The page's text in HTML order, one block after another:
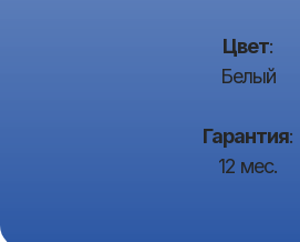
Цвет:
Белый
Гарантия:
12 мес.